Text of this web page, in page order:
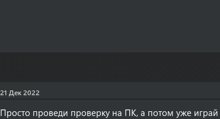
21 Дек 2022
Просто проведи проверку на ПК, а потом уже